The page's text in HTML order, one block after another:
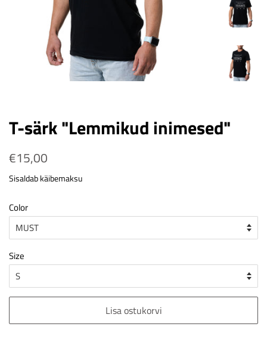
T-särk "Lemmikud inimesed"
Tavahind
€15,00
Sisaldab käibemaksu
Color
Size
Lisa ostukorvi